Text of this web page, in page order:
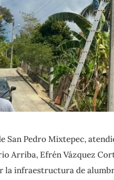
San Pedro Mixtepec,
Arriba, Efrén Vázquez
la infraestructura de